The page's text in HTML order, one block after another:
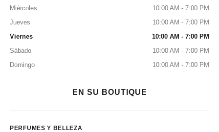
Miércoles
10:00 AM - 7:00 PM
Jueves
10:00 AM - 7:00 PM
Viernes
10:00 AM - 7:00 PM
Sábado
10:00 AM - 7:00 PM
Domingo
10:00 AM - 7:00 PM
EN SU BOUTIQUE
PERFUMES Y BELLEZA